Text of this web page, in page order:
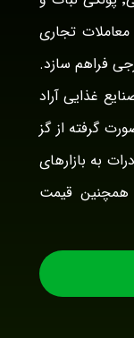
تجاری
فراهم سازد.
غذایی آراد
گرفته از گز
به بازارهای
همچنین قیمت